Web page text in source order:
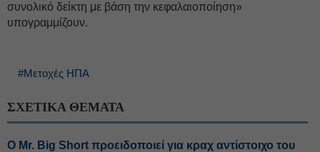
συνολικό δείκτη με βάση την κεφαλαιοποίηση»
υπογραμμίζουν.
#Μετοχές ΗΠΑ
ΣΧΕΤΙΚΑ ΘΕΜΑΤΑ
O Mr. Big Short προειδοποιεί για κραχ αντίστοιχο του